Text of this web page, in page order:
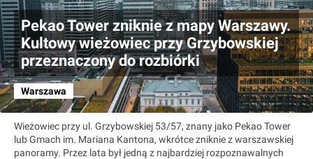
Pekao Tower zniknie z mapy Warszawy.
Kultowy wieżowiec przy Grzybowskiej
przeznaczony do rozbiórki
Warszawa
Wieżowiec przy ul. Grzybowskiej 53/57, znany jako Pekao Tower
lub Gmach im. Mariana Kantona, wkrótce zniknie z warszawskiej
panoramy. Przez lata był jedną z najbardziej rozpoznawalnych